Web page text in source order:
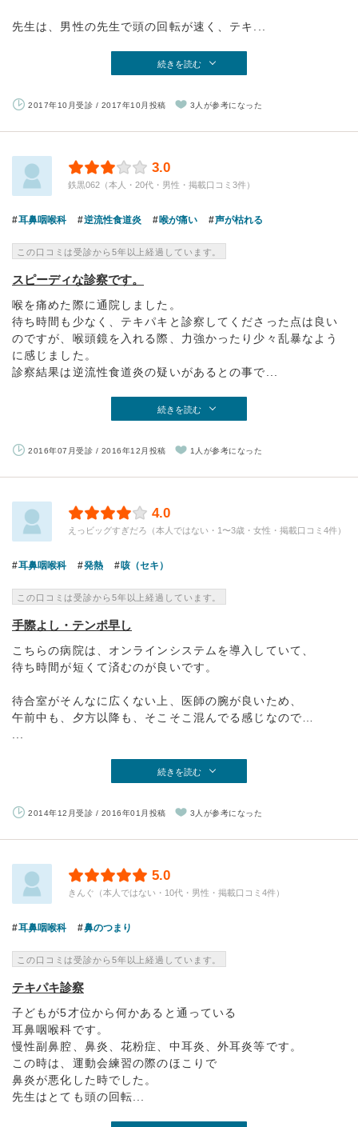
先生は、男性の先生で頭の回転が速く、テキ...
続きを読む
2017年10月受診 / 2017年10月投稿 3人が参考になった
3.0
鉄黒062（本人・20代・男性・掲載口コミ3件）
耳鼻咽喉科 逆流性食道炎 喉が痛い 声が枯れる
この口コミは受診から5年以上経過しています。
スピーディな診察です。
喉を痛めた際に通院しました。
待ち時間も少なく、テキパキと診察してくださった点は良い
のですが、喉頭鏡を入れる際、力強かったり少々乱暴なよう
に感じました。
診察結果は逆流性食道炎の疑いがあるとの事で...
続きを読む
2016年07月受診 / 2016年12月投稿 1人が参考になった
4.0
えっビッグすぎだろ（本人ではない・1〜3歳・女性・掲載口コミ4件）
耳鼻咽喉科 発熱 咳（セキ）
この口コミは受診から5年以上経過しています。
手際よし・テンポ早し
こちらの病院は、オンラインシステムを導入していて、
待ち時間が短くて済むのが良いです。
待合室がそんなに広くない上、医師の腕が良いため、
午前中も、夕方以降も、そこそこ混んでる感じなので…
続きを読む
2014年12月受診 / 2016年01月投稿 3人が参考になった
5.0
きんぐ（本人ではない・10代・男性・掲載口コミ4件）
耳鼻咽喉科 鼻のつまり
この口コミは受診から5年以上経過しています。
テキパキ診察
子どもが5才位から何かあると通っている
耳鼻咽喉科です。
慢性副鼻腔、鼻炎、花粉症、中耳炎、外耳炎等です。
この時は、運動会練習の際のほこりで
鼻炎が悪化した時でした。
先生はとても頭の回転...